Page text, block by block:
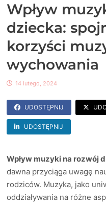
Wpływ
dziecka:
korzyści
wychowania
14 lutego, 2024
UDOSTĘPNIJ
UDOSTĘPNIJ
Wpływ muzyki na rozwój
dawna przyciąga uwagę
rodziców. Muzyka, jako
oddziaływania na różne